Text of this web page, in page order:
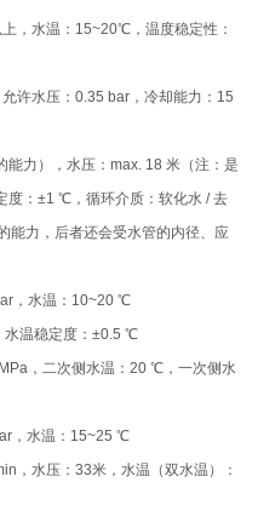
，水温：15~20℃，温度稳定性：
许水压：0.35 bar，冷却能力：15
力），水压：max. 18 米（注：是
度：±1 ℃，循环介质：软化水 / 去
能力，后者还会受水管的内径、应
，水温：10~20 ℃
水温稳定度：±0.5 ℃
，二次侧水温：20 ℃，一次侧水
，水温：15~25 ℃
，水压：33米，水温（双水温）：